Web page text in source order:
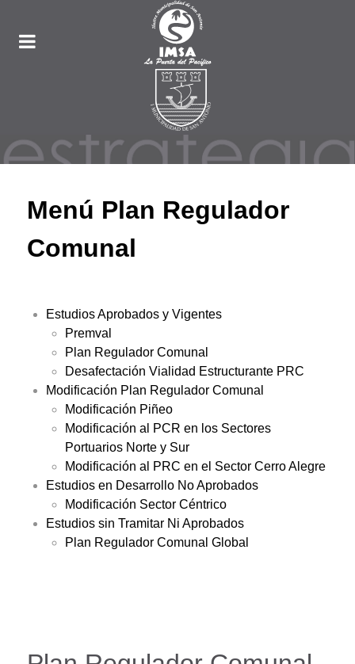
Menú Plan Regulador
Comunal
Estudios Aprobados y Vigentes
Premval
Plan Regulador Comunal
Desafectación Vialidad Estructurante PRC
Modificación Plan Regulador Comunal
Modificación Piñeo
Modificación al PCR en los Sectores
Portuarios Norte y Sur
Modificación al PRC en el Sector Cerro Alegre
Estudios en Desarrollo No Aprobados
Modificación Sector Céntrico
Estudios sin Tramitar Ni Aprobados
Plan Regulador Comunal Global